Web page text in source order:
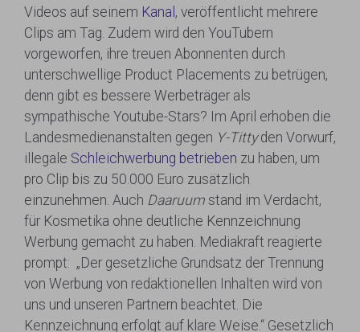
Videos auf seinem Kanal , veröffentlicht mehrere
Clips am Tag. Zudem wird den YouTubern
vorgeworfen, ihre treuen Abonnenten durch
unterschwellige Product Placements zu betrügen,
denn gibt es bessere Werbeträger als
sympathische Youtube-Stars? Im April erhoben die
Landesmedienanstalten gegen Y-Tittyden Vorwurf,
illegale Schleichwerbung betrieben zu haben, um
pro Clip bis zu 50.000 Euro zusätzlich
einzunehmen. Auch Daaruum stand im Verdacht,
für Kosmetika ohne deutliche Kennzeichnung
Werbung gemacht zu haben. Mediakraft reagierte
prompt: „Der gesetzliche Grundsatz der Trennung
von Werbung von redaktionellen Inhalten wird von
uns und unseren Partnern beachtet. Die
Kennzeichnung erfolgt auf klare Weise.“ Gesetzlich